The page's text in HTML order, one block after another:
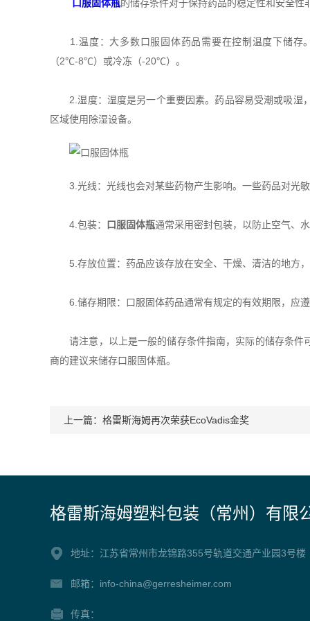
口服固体瓶的储存条件对于保持药品的稳定性和安全
1.温度：大多数口服固体药品需要在控制温度下储存
（2℃-8℃）或冷冻（-20℃）。
2.湿度：湿度是另一个重要因素。药品容易受潮或吸湿
区域使用除湿设备。
3.光线：光线也会对某些药物产生影响。一些药品对光敏
4.包装： 口服固体瓶通常采用密封包装，以防止空气、
5.存放位置：药品应该存放在安全、干燥、清洁的地方，
6.储存期限：口服固体药品通常有规定的有效期限，应遵
请注意，以上是一般的储存条件指南，实际的储存条件
商的建议来储存口服固体瓶。
上一篇： 格雷斯海姆再次荣获EcoVadis金奖
格雷斯海姆塑料包装（常州）有限
地址：江苏省常州市龙锦路355号轨道交通产业园3号楼
邮箱：info-china@gerresheimer.com
传真：